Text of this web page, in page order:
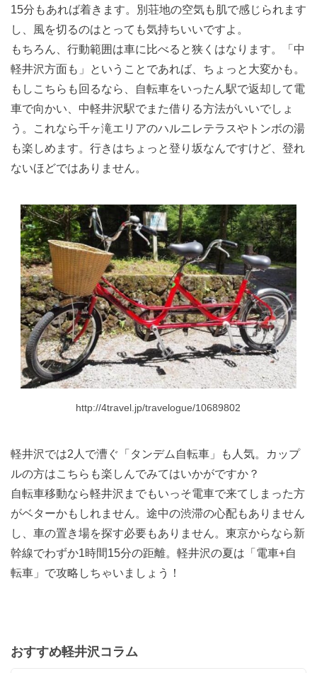
15分もあれば着きます。別荘地の空気も肌で感じられます
し、風を切るのはとっても気持ちいいですよ。
もちろん、行動範囲は車に比べると狭くはなります。「中
軽井沢方面も」ということであれば、ちょっと大変かも。
もしこちらも回るなら、自転車をいったん駅で返却して電
車で向かい、中軽井沢駅でまた借りる方法がいいでしょ
う。これなら千ヶ滝エリアのハルニレテラスやトンボの湯
も楽しめます。行きはちょっと登り坂なんですけど、登れ
ないほどではありません。
http://4travel.jp/travelogue/10689802
軽井沢では2人で漕ぐ「タンデム自転車」も人気。カップ
ルの方はこちらも楽しんでみてはいかがですか？
自転車移動なら軽井沢までもいっそ電車で来てしまった方
がベターかもしれません。途中の渋滞の心配もありません
し、車の置き場を探す必要もありません。東京からなら新
幹線でわずか1時間15分の距離。軽井沢の夏は「電車+自
転車」で攻略しちゃいましょう！
おすすめ軽井沢コラム